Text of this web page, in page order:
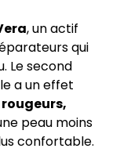
, un actif
qui
Le second
a un effet
peau moins
confortable.